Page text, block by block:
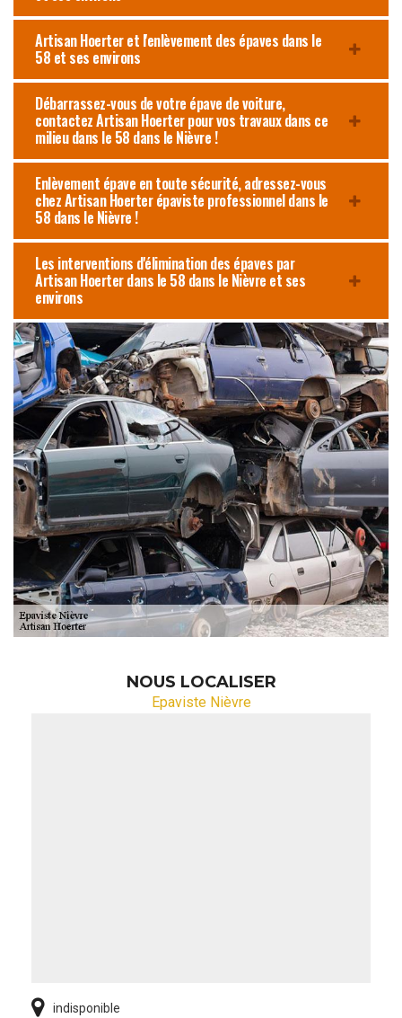
Artisan Hoerter et l'enlèvement des épaves dans le
58 et ses environs
Débarrassez-vous de votre épave de voiture,
contactez Artisan Hoerter pour vos travaux dans ce
milieu dans le 58 dans le Nièvre !
Enlèvement épave en toute sécurité, adressez-vous
chez Artisan Hoerter épaviste professionnel dans le
58 dans le Nièvre !
Les interventions d'élimination des épaves par
Artisan Hoerter dans le 58 dans le Nièvre et ses
environs
NOUS LOCALISER
Epaviste Nièvre
indisponible